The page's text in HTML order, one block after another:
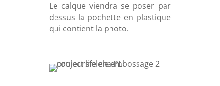
Le calque viendra se poser par
dessus la pochette en plastique
qui contient la photo.